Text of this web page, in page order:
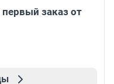
заказ от